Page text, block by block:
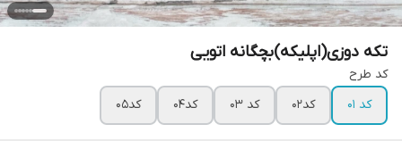
تکه دوزی(اپلیکه)بچگانه اتویی
کد طرح
کد ۰۱
کد۰۲ کد ۰۳ کد۰۴ کد۰۵